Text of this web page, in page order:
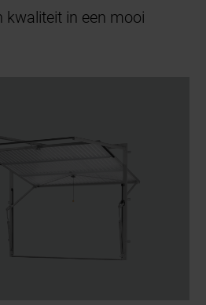
kwaliteit in een mooi